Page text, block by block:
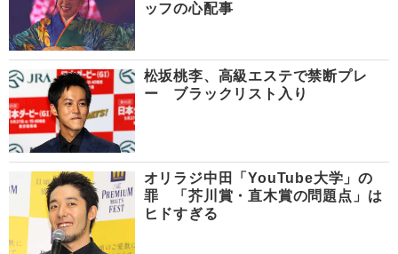
ッフの心配事
松坂桃李、高級エステで禁断プレ
ー ブラックリスト入り
オリラジ中田「YouTube大学」の
罪 「芥川賞・直木賞の問題点」は
ヒドすぎる